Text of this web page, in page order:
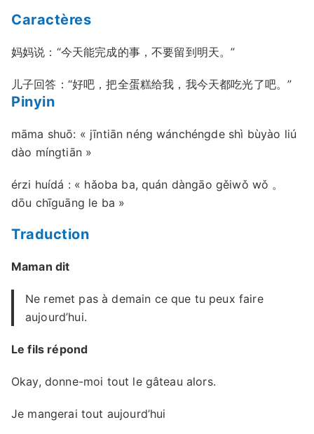
Caractères
妈妈说：“今天能完成的事，不要留到明天。”
儿子回答：“好吧，把全蛋糕给我，我今天都吃光了吧。”
Pinyin
māma shuō: « jīntiān néng wánchéngde shì bùyào liú
dào míngtiān »
érzi huídá : « hǎoba ba, quán dàngāo gěiwǒ wǒ 。
dōu chīguāng le ba »
Traduction
Maman dit
Ne remet pas à demain ce que tu peux faire
aujourd’hui.
Le fils répond
Okay, donne-moi tout le gâteau alors.
Je mangerai tout aujourd’hui